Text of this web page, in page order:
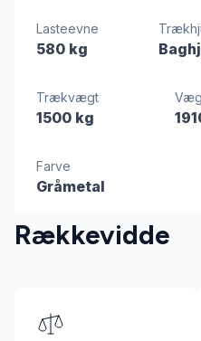
Lasteevne
580 kg
Trækvægt
1500 kg
Farve
Gråmetal
Rækkevidde